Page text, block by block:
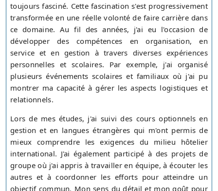
toujours fasciné. Cette fascination s'est progressivement
transformée en une réelle volonté de faire carrière dans
ce domaine. Au fil des années, j'ai eu l'occasion de
développer des compétences en organisation, en
service et en gestion à travers diverses expériences
personnelles et scolaires. Par exemple, j'ai organisé
plusieurs événements scolaires et familiaux où j'ai pu
montrer ma capacité à gérer les aspects logistiques et
relationnels.
Lors de mes études, j'ai suivi des cours optionnels en
gestion et en langues étrangères qui m'ont permis de
mieux comprendre les exigences du milieu hôtelier
international. J'ai également participé à des projets de
groupe où j'ai appris à travailler en équipe, à écouter les
autres et à coordonner les efforts pour atteindre un
objectif commun. Mon sens du détail et mon goût pour